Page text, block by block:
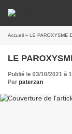
Accueil » LE PAROXYSME
LE
Publié le 03/10/2021 à
Par paterzan